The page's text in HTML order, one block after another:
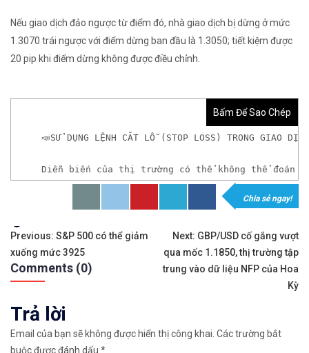
Nếu giao dịch đảo ngược từ điểm đó, nhà giao dịch bị dừng ở mức
1.3070 trái ngược với điểm dừng ban đầu là 1.3050; tiết kiệm được
20 pip khi điểm dừng không được điều chỉnh.
Bấm Để Sao Chép
📣SỬ DỤNG LỆNH CẮT LỖ (STOP LOSS) TRONG GIAO
Diễn biến của thị trường có thể không thể đoán
𝘟𝘦𝘮 𝘤𝘩𝘪 𝘵𝘪ế𝘵: https://chungkhoanforex.com/su-
✨🏆𝐌ở 𝐭à𝐢 𝐤𝐡𝐨ả𝐧 𝐠𝐢𝐚𝐨 𝐝ị𝐜𝐡 𝐭ạ𝐢 𝐜á𝐜 𝐬à𝐧 𝐭ố𝐭 𝐧𝐡ấ𝐭 𝐭𝐡ế
✅𝘔ở 𝘵à𝘪 𝘬𝘩𝘰ả𝘯 𝘵𝘳ê𝘯 𝘴à𝘯 𝘧𝘰𝘳𝘦𝘹 𝘌𝘹𝘯𝘦𝘴𝘴 𝘜𝘺 𝘛í𝘯 𝘷à
✅𝘔ở 𝘵à𝘪 𝘬𝘩𝘰ả𝘯 𝘵𝘳ê𝘯 𝘴à𝘯 𝘉𝘪𝘯𝘢𝘯𝘤𝘦 𝘯ổ𝘪 𝘵𝘪ế𝘯𝘨 𝘯𝘩ấ𝘵
Chia sẻ ngay!
Tags:
Điều
hướng
viết
Previous: S&P 500 có thể giảm
xuống mức 3925
Next: GBP/USD cố gắng vượt
qua mốc 1.1850, thị trường tập
trung vào dữ liệu NFP của Hoa
Kỳ
Comments (0)
Trả lời
Email của bạn sẽ không được hiển thị công khai. Các trường bắt
buộc được đánh dấu *